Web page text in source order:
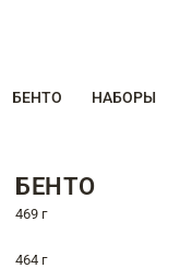
БЕНТО НАБОРЫ
БЕНТО
469 г
464 г